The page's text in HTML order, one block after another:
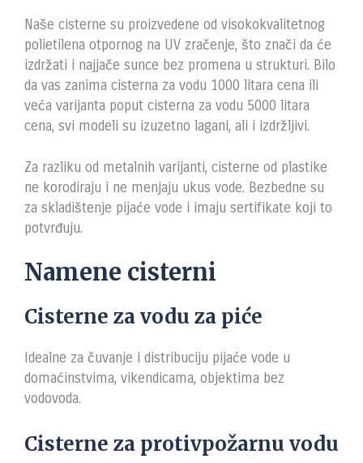
Naše cisterne su proizvedene od visokokvalitetnog
polietilena otpornog na UV zračenje, što znači da će
izdržati i najjače sunce bez promena u strukturi. Bilo
da vas zanima cisterna za vodu 1000 litara cena ili
veća varijanta poput cisterna za vodu 5000 litara
cena, svi modeli su izuzetno lagani, ali i izdržljivi.
Za razliku od metalnih varijanti, cisterne od plastike
ne korodiraju i ne menjaju ukus vode. Bezbedne su
za skladištenje pijaće vode i imaju sertifikate koji to
potvrđuju.
Namene cisterni
Cisterne za vodu za piće
Idealne za čuvanje i distribuciju pijaće vode u
domaćinstvima, vikendicama, objektima bez
vodovoda.
Cisterne za protivpožarnu vodu